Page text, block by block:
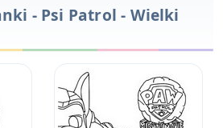
- Psi Patrol - Wielki